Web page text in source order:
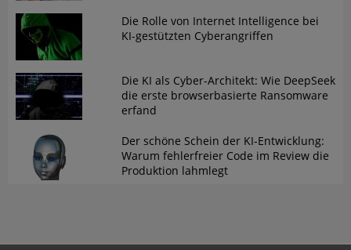
Die Rolle von Internet Intelligence bei
KI-gestützten Cyberangriffen
Die KI als Cyber-Architekt: Wie DeepSeek
die erste browserbasierte Ransomware
erfand
Der schöne Schein der KI-Entwicklung:
Warum fehlerfreier Code im Review die
Produktion lahmlegt